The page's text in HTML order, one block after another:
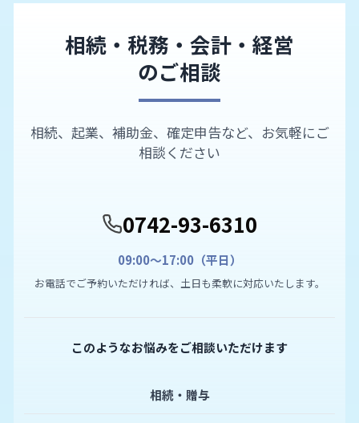
相続・税務・会計・経営
のご相談
相続、起業、補助金、確定申告など、お気軽にご
相談ください
0742-93-6310
09:00〜17:00（平日）
お電話でご予約いただければ、土日も柔軟に対応いたします。
このようなお悩みをご相談いただけます
相続・贈与